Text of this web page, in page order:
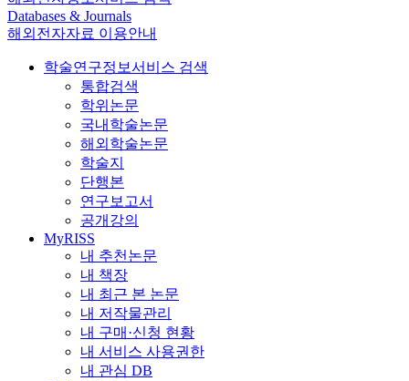
Databases & Journals
해외전자자료 이용안내
학술연구정보서비스 검색
통합검색
학위논문
국내학술논문
해외학술논문
학술지
단행본
연구보고서
공개강의
MyRISS
내 추천논문
내 책장
내 최근 본 논문
내 저작물관리
내 구매·신청 현황
내 서비스 사용권한
내 관심 DB